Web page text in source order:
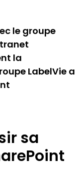
le groupe
la
LabelVie a
sa